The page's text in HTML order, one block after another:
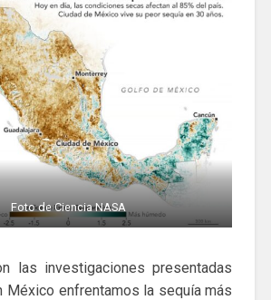
Foto de Ciencia NASA
las investigaciones presentadas
México enfrentamos la sequía más